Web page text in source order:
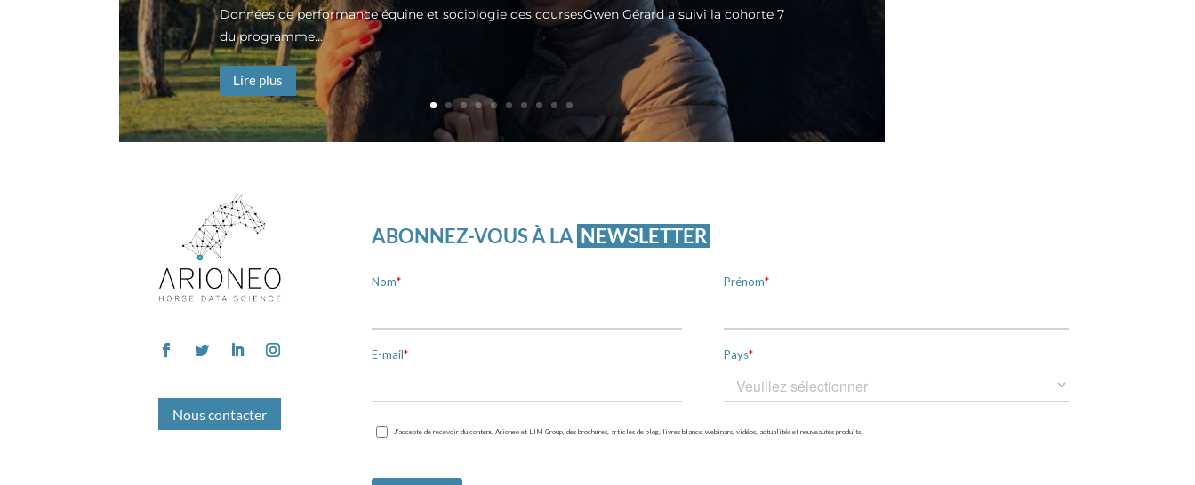
Données de performance équine et sociologie des coursesGwen Gérard a suivi la cohorte 7
du programme...
Lire plus
Nous contacter
ABONNEZ-VOUS À LA NEWSLETTER